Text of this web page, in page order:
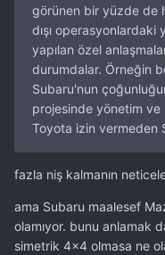
görünen bir yüzde de
dışı
yapılan özel
durumdalar. Örneğin
Subaru'nun
projesinde yönetim ve
Toyota izin vermeden
fazla niş kalmanın
ama Subaru maalesef
olamıyor. bunu anlamak
simetrik 4x4 olmasa ne